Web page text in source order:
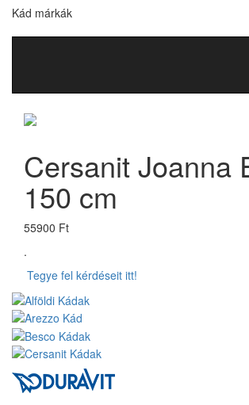
Kád márkák
Cersanit Joanna
150 cm
55900 Ft
.
Tegye fel kérdéseit itt!